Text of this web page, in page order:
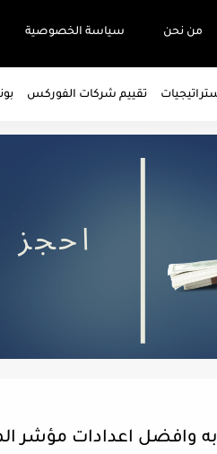
من نحن سياسة الخصوصية
تقييم شركات الفوركس
به وافضل اعدادات مؤشر